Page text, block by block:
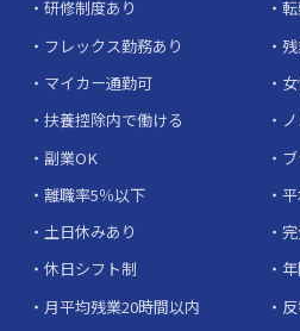
研修制度あり
フレックス勤務あり
マイカー通勤可
扶養控除内で働ける
副業OK
離職率5％以下
土日休みあり
休日シフト制
月平均残業20時間以内